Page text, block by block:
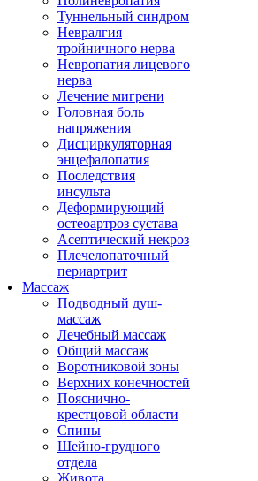
Туннельный синдром
Невралгия
тройничного нерва
Невропатия лицевого
нерва
Лечение мигрени
Головная боль
напряжения
Дисциркуляторная
энцефалопатия
Последствия
инсульта
Деформирующий
остеоартроз сустава
Асептический некроз
Плечелопаточный
периартрит
Массаж
Подводный душ-
массаж
Лечебный массаж
Общий массаж
Воротниковой зоны
Верхних конечностей
Пояснично-
крестцовой области
Спины
Шейно-грудного
отдела
Живота